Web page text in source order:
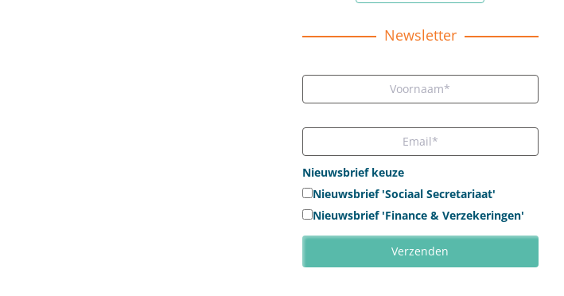
Newsletter
Nieuwsbrief keuze
Nieuwsbrief 'Sociaal Secretariaat'
Nieuwsbrief 'Finance & Verzekeringen'